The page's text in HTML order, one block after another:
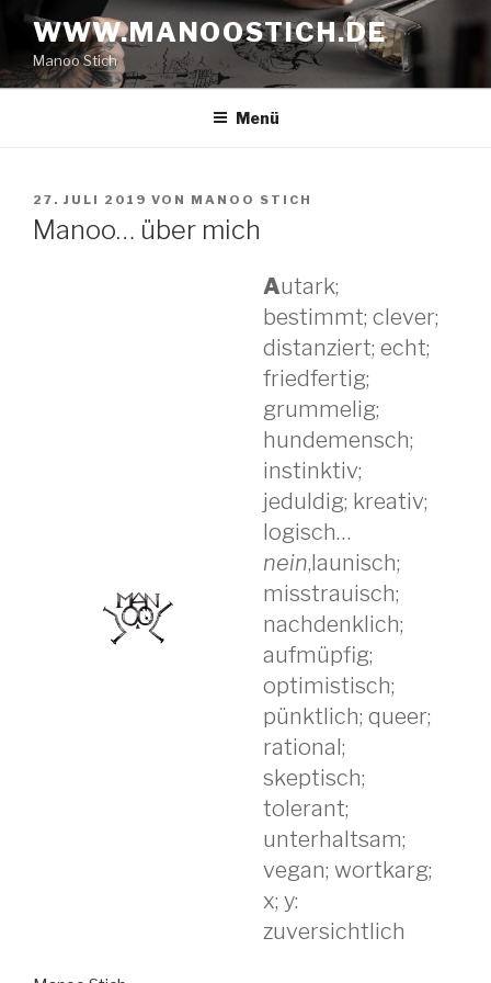
Zum
Inhalt
springen
WWW.MANOOSTICH.DE
Manoo Stich
Menü
VERÖFFENTLICHT
AM
27. JULI 2019 VON MANOO STICH
Manoo… über mich
Autark;
bestimmt; clever;
distanziert; echt;
friedfertig;
grummelig;
hundemensch;
instinktiv;
jeduldig; kreativ;
logisch…
nein,launisch;
misstrauisch;
nachdenklich;
aufmüpfig;
optimistisch;
pünktlich; queer;
rational;
skeptisch;
tolerant;
unterhaltsam;
vegan; wortkarg;
x; y:
zuversichtlich